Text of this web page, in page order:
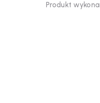
Produkt